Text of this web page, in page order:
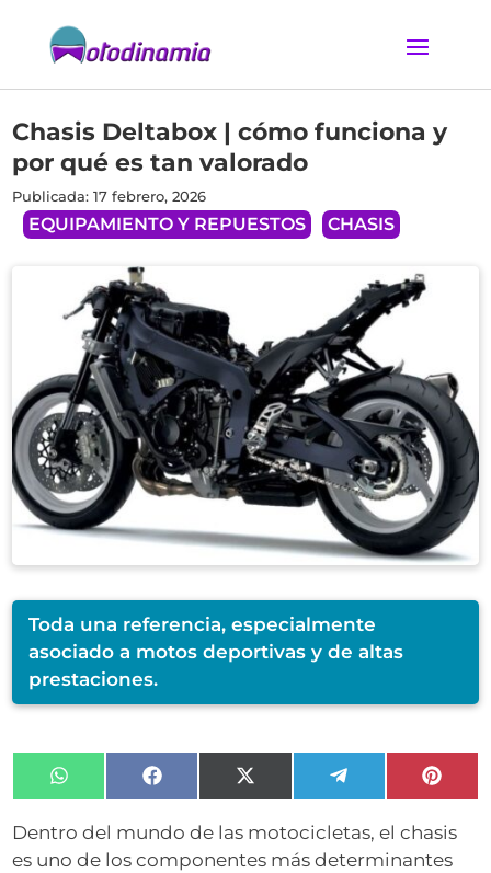
Chasis Deltabox | cómo funciona y
por qué es tan valorado
Publicada: 17 febrero, 2026
EQUIPAMIENTO Y REPUESTOS CHASIS
Toda una referencia, especialmente
asociado a motos deportivas y de altas
prestaciones.
Compartir
en
WhatsApp
Compartir
en
Facebook
Compartir
en
(Twitter)
Compartir
en
Telegram
en
Dentro del mundo de las motocicletas, el chasis
es uno de los componentes más determinantes